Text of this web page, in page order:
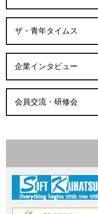
ザ・青年タイムス
企業インタビュー
会員交流・研修会